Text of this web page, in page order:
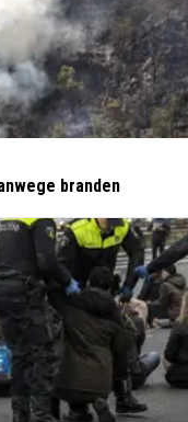
branden